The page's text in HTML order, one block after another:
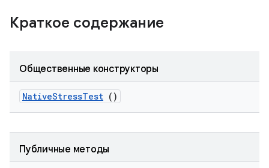
Краткое содержание
Общественные конструкторы
NativeStressTest ()
Публичные методы